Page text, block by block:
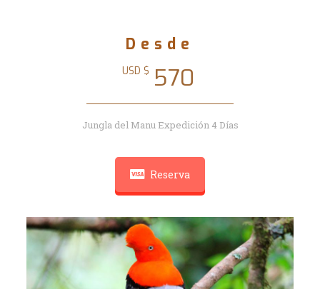
Desde
USD $ 570
Jungla del Manu Expedición 4 Días
Reserva